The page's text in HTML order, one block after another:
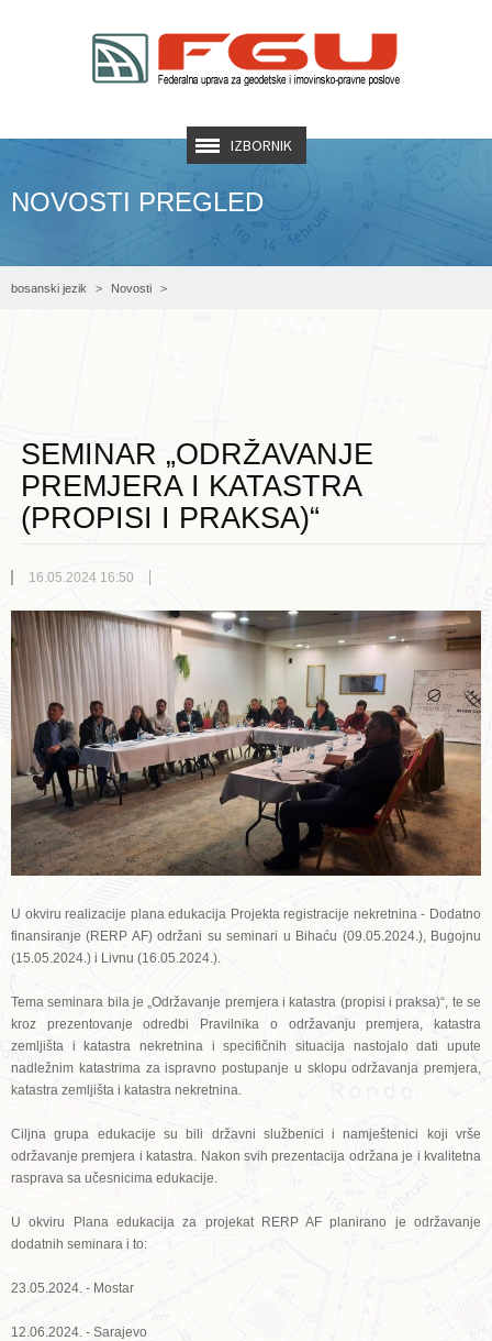
IZBORNIK
NOVOSTI PREGLED
bosanski jezik Novosti
SEMINAR „ODRŽAVANJE
PREMJERA I KATASTRA
(PROPISI I PRAKSA)“
16.05.2024 16:50
U okviru realizacije plana edukacija Projekta registracije nekretnina - Dodatno
finansiranje (RERP AF) održani su seminari u Bihaću (09.05.2024.), Bugojnu
(15.05.2024.) i Livnu (16.05.2024.).
Tema seminara bila je „Održavanje premjera i katastra (propisi i praksa)“, te se
kroz prezentovanje odredbi Pravilnika o održavanju premjera, katastra
zemljišta i katastra nekretnina i specifičnih situacija nastojalo dati upute
nadležnim katastrima za ispravno postupanje u sklopu održavanja premjera,
katastra zemljišta i katastra nekretnina.
Ciljna grupa edukacije su bili državni službenici i namještenici koji vrše
održavanje premjera i katastra. Nakon svih prezentacija održana je i kvalitetna
rasprava sa učesnicima edukacije.
U okviru Plana edukacija za projekat RERP AF planirano je održavanje
dodatnih seminara i to:
23.05.2024. - Mostar
12.06.2024. - Sarajevo